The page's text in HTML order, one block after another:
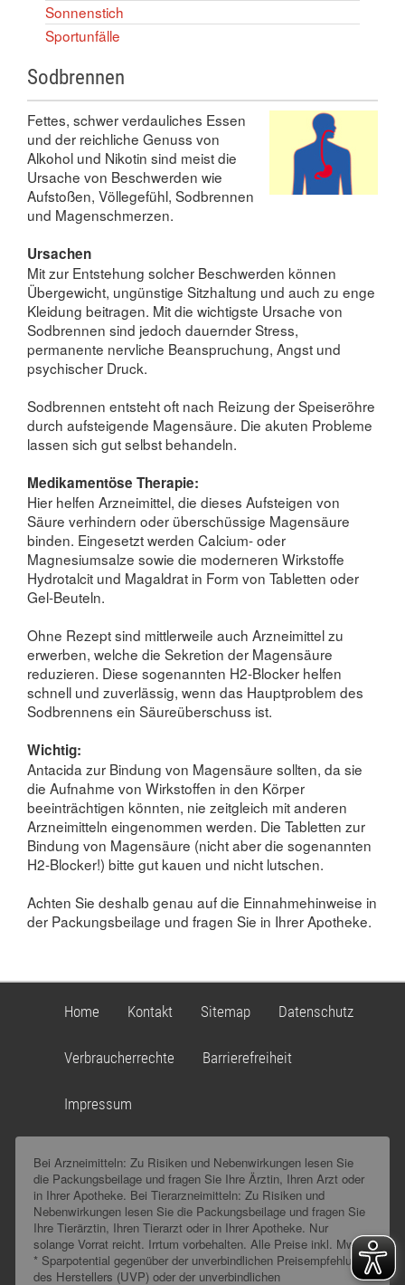
Sonnenstich
Sportunfälle
Sodbrennen
Fettes, schwer verdauliches Essen
und der reichliche Genuss von
Alkohol und Nikotin sind meist die
Ursache von Beschwerden wie
Aufstoßen, Völlegefühl, Sodbrennen
und Magenschmerzen.
Ursachen
Mit zur Entstehung solcher Beschwerden können
Übergewicht, ungünstige Sitzhaltung und auch zu enge
Kleidung beitragen. Mit die wichtigste Ursache von
Sodbrennen sind jedoch dauernder Stress,
permanente nervliche Beanspruchung, Angst und
psychischer Druck.
Sodbrennen entsteht oft nach Reizung der Speiseröhre
durch aufsteigende Magensäure. Die akuten Probleme
lassen sich gut selbst behandeln.
Medikamentöse Therapie:
Hier helfen Arzneimittel, die dieses Aufsteigen von
Säure verhindern oder überschüssige Magensäure
binden. Eingesetzt werden Calcium- oder
Magnesiumsalze sowie die moderneren Wirkstoffe
Hydrotalcit und Magaldrat in Form von Tabletten oder
Gel-Beuteln.
Ohne Rezept sind mittlerweile auch Arzneimittel zu
erwerben, welche die Sekretion der Magensäure
reduzieren. Diese sogenannten H2-Blocker helfen
schnell und zuverlässig, wenn das Hauptproblem des
Sodbrennens ein Säureüberschuss ist.
Wichtig:
Antacida zur Bindung von Magensäure sollten, da sie
die Aufnahme von Wirkstoffen in den Körper
beeinträchtigen könnten, nie zeitgleich mit anderen
Arzneimitteln eingenommen werden. Die Tabletten zur
Bindung von Magensäure (nicht aber die sogenannten
H2-Blocker!) bitte gut kauen und nicht lutschen.
Achten Sie deshalb genau auf die Einnahmehinweise in
der Packungsbeilage und fragen Sie in Ihrer Apotheke.
Home Kontakt Sitemap Datenschutz
Verbraucherrechte Barrierefreiheit
Impressum
Bei Arzneimitteln: Zu Risiken und Nebenwirkungen lesen Sie
die Packungsbeilage und fragen Sie Ihre Ärztin, Ihren Arzt oder
in Ihrer Apotheke. Bei Tierarzneimitteln: Zu Risiken und
Nebenwirkungen lesen Sie die Packungsbeilage und fragen Sie
Ihre Tierärztin, Ihren Tierarzt oder in Ihrer Apotheke. Nur
solange Vorrat reicht. Irrtum vorbehalten. Alle Preise inkl. MwSt.
* Sparpotential gegenüber der unverbindlichen Preisempfehlung
des Herstellers (UVP) oder der unverbindlichen